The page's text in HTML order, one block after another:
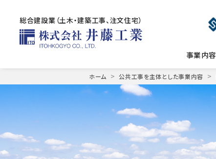
to
総合建設業（土木・建築工事、注文住宅）
事業内容
ホーム >公共工事を主体とした事業内容 >